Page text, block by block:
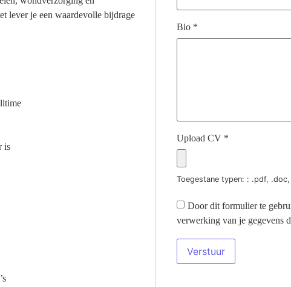
lever je een waardevolle bijdrage
is
Bio *
Upload CV *
Toegestane typen: : .pdf,
Door dit formulier te
verwerking van je gegevens